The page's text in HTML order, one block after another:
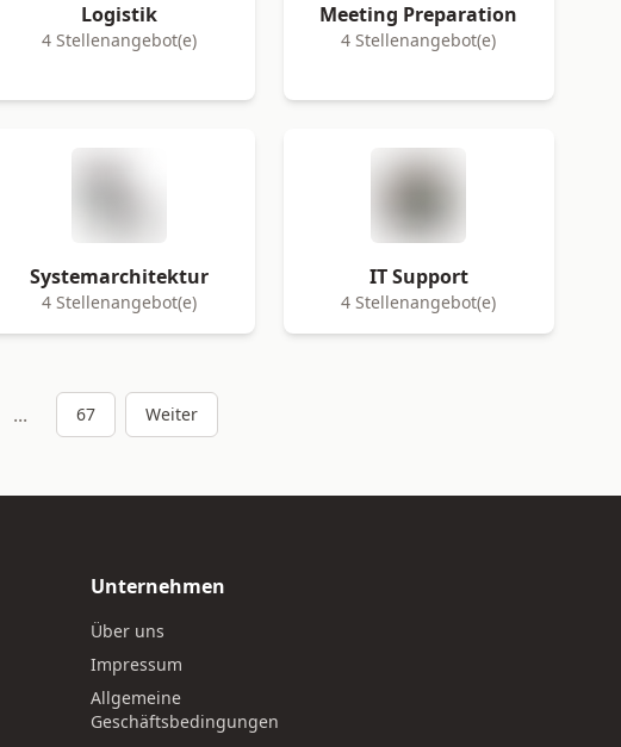
Logistik
4 Stellenangebot(e)
Meeting Preparation
4 Stellenangebot(e)
Systemarchitektur
4 Stellenangebot(e)
IT Support
4 Stellenangebot(e)
... 67 Weiter
Unternehmen
Über uns
Impressum
Allgemeine
Geschäftsbedingungen